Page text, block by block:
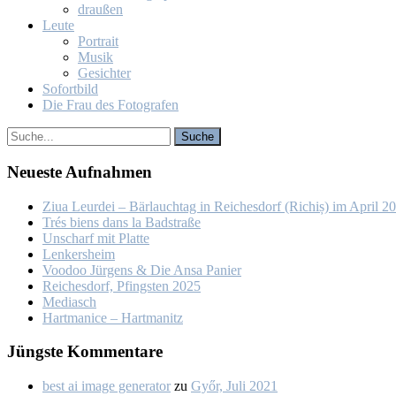
drau­ßen
Leu­te
Por­trait
Mu­sik
Ge­sich­ter
So­fort­bild
Die Frau des Fo­to­gra­fen
Neu­es­te Auf­nah­men
Ziua Leur­dei – Bär­lauch­tag in Rei­ches­dorf (Ri­chiș) im April
Trés biens dans la Bad­stra­ße
Un­scharf mit Plat­te
Len­kers­heim
Voo­doo Jür­gens & Die An­sa Pa­nier
Rei­ches­dorf, Pfings­ten 2025
Me­dia­sch
Hart­ma­nice – Hart­ma­nitz
Jüngs­te Kom­men­ta­re
best ai image generator zu Győr, Ju­li 2021